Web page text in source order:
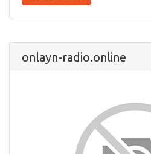
onlayn-radio.online